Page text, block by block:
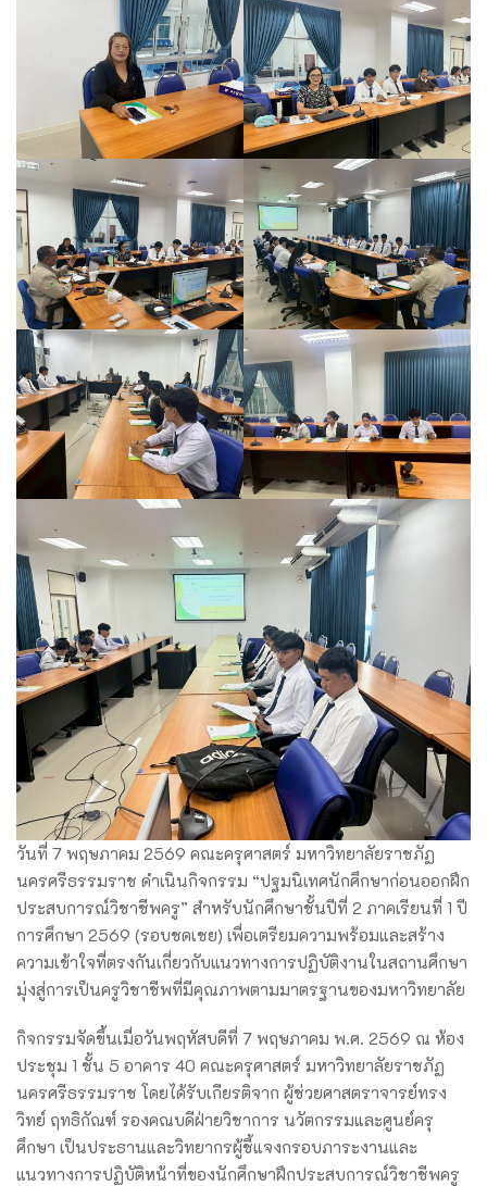
วันที่ 7 พฤษภาคม 2569 คณะครุศาสตร์ มหาวิทยาลัยราชภัฏ
นครศรีธรรมราช ดำเนินกิจกรรม “ปฐมนิเทศนักศึกษาก่อนออกฝึก
ประสบการณ์วิชาชีพครู” สำหรับนักศึกษาชั้นปีที่ 2 ภาคเรียนที่ 1 ปี
การศึกษา 2569 (รอบชดเชย) เพื่อเตรียมความพร้อมและสร้าง
ความเข้าใจที่ตรงกันเกี่ยวกับแนวทางการปฏิบัติงานในสถานศึกษา
มุ่งสู่การเป็นครูวิชาชีพที่มีคุณภาพตามมาตรฐานของมหาวิทยาลัย
กิจกรรมจัดขึ้นเมื่อวันพฤหัสบดีที่ 7 พฤษภาคม พ.ศ. 2569 ณ ห้อง
ประชุม 1 ชั้น 5 อาคาร 40 คณะครุศาสตร์ มหาวิทยาลัยราชภัฏ
นครศรีธรรมราช โดยได้รับเกียรติจาก ผู้ช่วยศาสตราจารย์ทรง
วิทย์ ฤทธิกัณฑ์ รองคณบดีฝ่ายวิชาการ นวัตกรรมและศูนย์ครุ
ศึกษา เป็นประธานและวิทยากรผู้ชี้แจงกรอบภาระงานและ
แนวทางการปฏิบัติหน้าที่ของนักศึกษาฝึกประสบการณ์วิชาชีพครู